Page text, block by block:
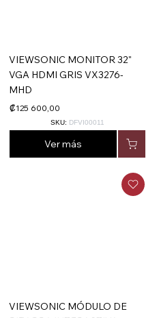
VIEWSONIC MONITOR 32"
VGA HDMI GRIS VX3276-
MHD
₡125 600,00
Ver más
SKU: DFVI00011
VIEWSONIC MÓDULO DE